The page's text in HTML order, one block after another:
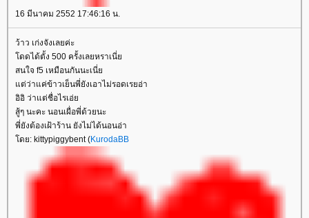
16 มีนาคม 2552 17:46:16 น.
ว้าว เก่งจังเลยค่ะ
ดดได้ตั้ง 500 ครั้งเลยหราเนี่
สนใจ f5 เหมือนกันนะเนี่
ต่ว่าแค่ข้าวเย็นพี่ยังเอาไม่รอดเรยอ่า
อิอิ ว่าแต่ชื่อไรเอ่
สู้ๆ นะคะ นอนเผื่อพี่ด้วยนะ
พี่ยังต้องเฝ้าร้าน ยังไม่ได้นอนอ่า
ดย: kittypiggybent (KurodaBB